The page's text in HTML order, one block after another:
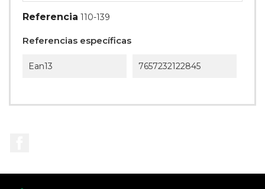
Referencia 110-139
Referencias específicas
Ean13 7657232122845